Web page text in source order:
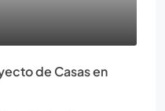
de Casas en